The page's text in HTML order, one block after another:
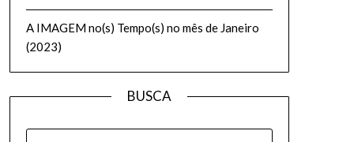
A IMAGEM no(s) Tempo(s) no mês de Janeiro
(2023)
BUSCA